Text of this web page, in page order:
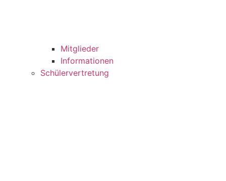
Mitglieder
Informationen
Schülervertretung